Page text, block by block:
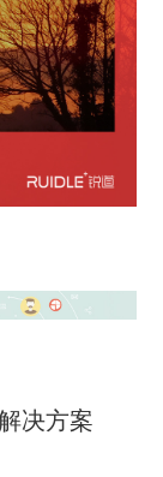
决方案